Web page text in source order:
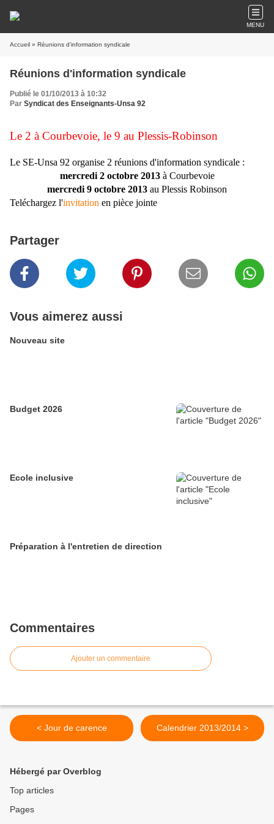
MENU
Accueil » Réunions d'information syndicale
Réunions d'information syndicale
Publié le 01/10/2013 à 10:32
Par Syndicat des Enseignants-Unsa 92
Le 2 à Courbevoie, le 9 au Plessis-Robinson
Le SE-Unsa 92 organise 2 réunions d'information syndicale :
mercredi 2 octobre 2013à Courbevoie
mercredi 9 octobre 2013 au Plessis Robinson
Teléchargez l'invitation en pièce jointe
Partager
Vous aimerez aussi
Nouveau site
Budget 2026
Ecole inclusive
Préparation à l'entretien de direction
Commentaires
Ajouter un commentaire
< Jour de carence Calendrier 2013/2014 >
Hébergé par Overblog
Top articles
Pages